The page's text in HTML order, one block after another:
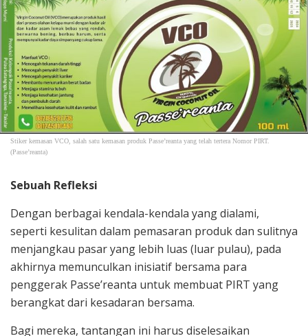
Stiker kemasan VCO, salah satu kemasan produk Passe’reanta yang telah tertera Nomor PIRT.
(Passe’reanta)
Sebuah Refleksi
Dengan berbagai kendala-kendala yang dialami,
seperti kesulitan dalam pemasaran produk dan sulitnya
menjangkau pasar yang lebih luas (luar pulau), pada
akhirnya memunculkan inisiatif bersama para
penggerak Passe’reanta untuk membuat PIRT yang
berangkat dari kesadaran bersama.
Bagi mereka, tantangan ini harus diselesaikan